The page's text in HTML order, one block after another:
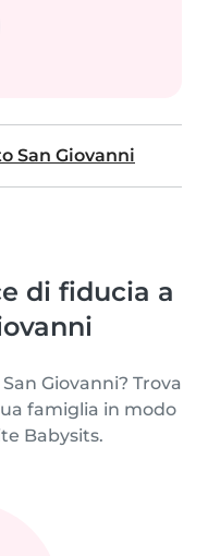
San Giovanni
di fiducia a
Giovanni? Trova
famiglia in modo
Babysits.